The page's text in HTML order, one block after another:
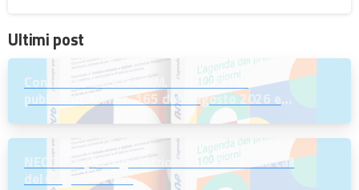
Ultimi post
Concorso riservato D.M. n. 197/2023:
pubblicati il D.M. n. 165 del 7 agosto 2026 e
l’Avviso per la scelta della regione
NEODS26 | La registrazione e le slide della call
del 6 agosto 2026